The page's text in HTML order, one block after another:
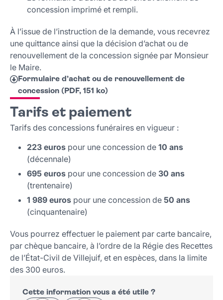
concession imprimé et rempli.
À l’issue de l’instruction de la demande, vous recevrez
une quittance ainsi que la décision d’achat ou de
renouvellement de la concession signée par Monsieur
le Maire.
Formulaire d’achat ou de renouvellement de
concession (PDF, 151 ko)
Tarifs et paiement
Tarifs des concessions funéraires en vigueur :
223 euros pour une concession de 10 ans
(décennale)
695 euros pour une concession de 30 ans
(trentenaire)
1 989 euros pour une concession de 50 ans
(cinquantenaire)
Vous pourrez effectuer le paiement par carte bancaire,
par chèque bancaire, à l’ordre de la Régie des Recettes
de l’État-Civil de Villejuif, et en espèces, dans la limite
des 300 euros.
Cette information vous a été utile ?